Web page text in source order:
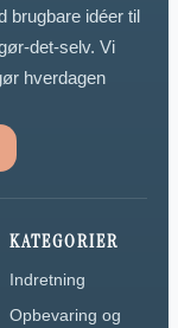
brugbare idéer til
det-selv. Vi
hverdagen
KATEGORIER
Indretning
Opbevaring og